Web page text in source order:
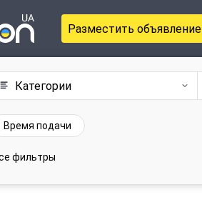
Разместить объявление
Категории
Время подачи
фильтры